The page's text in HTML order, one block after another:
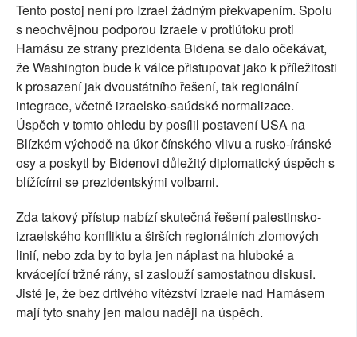
Tento postoj není pro Izrael žádným překvapením. Spolu
s neochvějnou podporou Izraele v protiútoku proti
Hamásu ze strany prezidenta Bidena se dalo očekávat,
že Washington bude k válce přistupovat jako k příležitosti
k prosazení jak dvoustátního řešení, tak regionální
integrace, včetně izraelsko-saúdské normalizace.
Úspěch v tomto ohledu by posílil postavení USA na
Blízkém východě na úkor čínského vlivu a rusko-íránské
osy a poskytl by Bidenovi důležitý diplomatický úspěch s
blížícími se prezidentskými volbami.
Zda takový přístup nabízí skutečná řešení palestinsko-
izraelského konfliktu a širších regionálních zlomových
linií, nebo zda by to byla jen náplast na hluboké a
krvácející tržné rány, si zaslouží samostatnou diskusi.
Jisté je, že bez drtivého vítězství Izraele nad Hamásem
mají tyto snahy jen malou naději na úspěch.